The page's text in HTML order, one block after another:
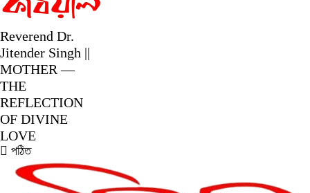
Reverend Dr.
Jitender Singh ||
MOTHER —
THE
REFLECTION
OF DIVINE
LOVE
পঠিত